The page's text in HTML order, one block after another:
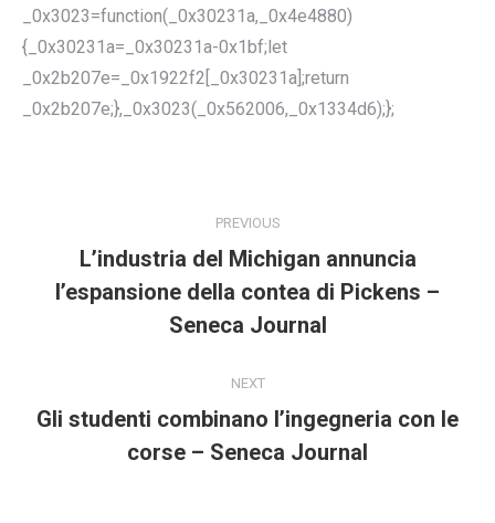
_0x3023=function(_0x30231a,_0x4e4880)
{_0x30231a=_0x30231a-0x1bf;let
_0x2b207e=_0x1922f2[_0x30231a];return
_0x2b207e;},_0x3023(_0x562006,_0x1334d6);};
PREVIOUS
Previous
post:
L’industria del Michigan annuncia
l’espansione della contea di Pickens –
Seneca Journal
NEXT
Next
post:
Gli studenti combinano l’ingegneria con le
corse – Seneca Journal